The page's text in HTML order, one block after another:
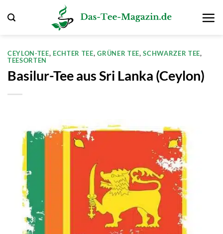
Inhalt
CEYLON-TEE, ECHTER TEE,GRÜNER TEE,SCHWARZER TEE,
TEESORTEN
Basilur-Tee aus Sri Lanka (Ceylon)